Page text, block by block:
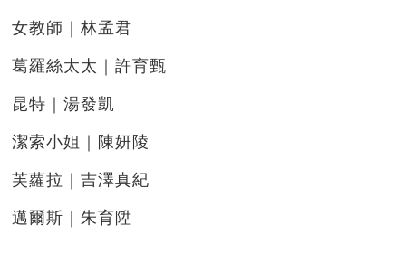
女教師｜林孟君
葛羅絲太太｜許育甄
昆特｜湯發凱
潔索小姐｜陳妍陵
芙蘿拉｜吉澤真紀
邁爾斯｜朱育陞